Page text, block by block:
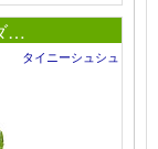
…
タイニーシュシュ